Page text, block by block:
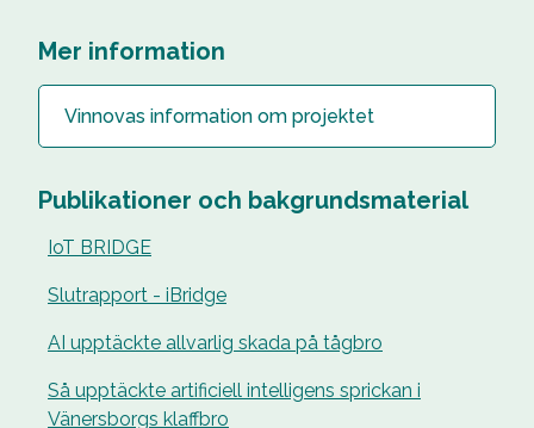
Mer information
Vinnovas information om projektet
Publikationer och bakgrundsmaterial
IoT BRIDGE
Slutrapport - iBridge
AI upptäckte allvarlig skada på tågbro
Så upptäckte artificiell intelligens sprickan i
Vänersborgs klaffbro